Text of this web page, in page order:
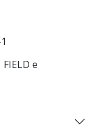
FIELD e